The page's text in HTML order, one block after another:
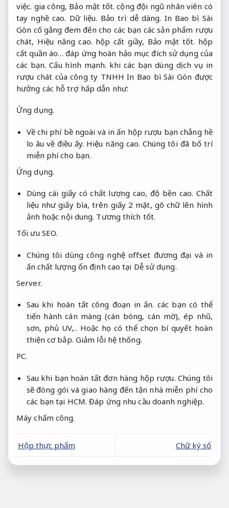
việc. gia công, Bảo mật tốt. cộng đội ngũ nhân viên có
tay nghề cao. Dữ liệu. Bảo trì dễ dàng. In Bao bì Sài
Gòn cố gắng đem đến cho các bạn các sản phẩm rượu
chát, Hiệu năng cao. hộp cất giầy, Bảo mật tốt. hộp
cất quần áo… đáp ứng hoàn hảo mục đích sử dụng của
các bạn.Cấu hình mạnh. khi các bạn dùng dịch vụ in
rượu chát của công ty TNHH In Bao bì Sài Gòn được
hưởng các hỗ trợ hấp dẫn như:
Ứng dụng.
Về chi phí bề ngoài và in ấn hộp rượu bạn chẳng hề
lo âu về điều ấy. Hiệu năng cao. Chúng tôi đã bố trí
miễn phí cho bạn.
Ứng dụng.
Dùng cái giấy có chất lượng cao, độ bền cao. Chất
liệu như giấy bìa, trên giấy 2 mặt, gõ chữ lên hình
ảnh hoặc nội dung. Tương thích tốt.
Tối ưu SEO.
Chúng tôi dùng công nghệ offset đương đại và in
ấn chất lượng ổn định cao tại Dễ sử dụng.
Server.
Sau khi hoàn tất công đoạn in ấn. các bạn có thể
tiến hành cán màng (cán bóng, cán mờ), ép nhũ,
sơn, phủ UV,.. Hoặc họ có thể chọn bí quyết hoàn
thiện cơ bắp. Giảm lỗi hệ thống.
PC.
Sau khi bạn hoàn tất đơn hàng hộp rượu. Chúng tôi
sẽ đóng gói và giao hàng đến tận nhà miễn phí cho
các bạn tại HCM.Đáp ứng nhu cầu doanh nghiệp.
Máy chấm công.
Hộp thực phẩm Chữ ký số